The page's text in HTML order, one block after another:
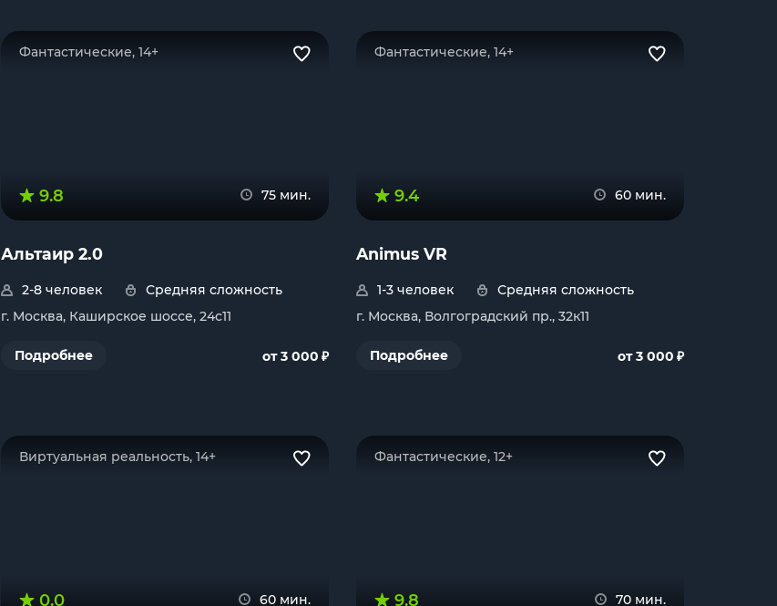
Фантастические, 14+
9.8 75 мин.
Альтаир 2.0
2-8 человек
Средняя сложность
г. Москва, Каширское шоссе, 24с11
Подробнее от 3 000 ₽
Фантастические, 14+
9.4 60 мин.
Animus VR
1-3 человек
Средняя сложность
г. Москва, Волгоградский пр., 32к11
Подробнее от 3 000 ₽
Виртуальная реальность, 14+
0.0 60 мин.
Фантастические, 12+
9.8 70 мин.